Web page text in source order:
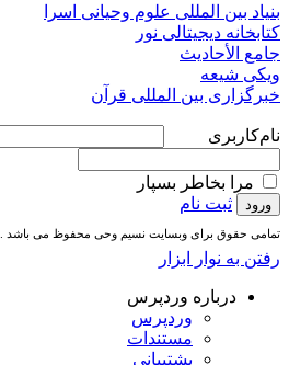
بنیاد بین المللی علوم وحیانی اسرا
کتابخانه دیجیتالی نور
جامع الأحادیث
ویکی شیعه
خبرگزاری بین المللی قرآن
نام‌کاربری
مرا بخاطر بسپار
ثبت نام
تمامی حقوق برای وبسایت نسیم وحی محفوظ می باشد .
رفتن به نوار ابزار
درباره وردپرس
وردپرس
مستندات
پشتیبانی